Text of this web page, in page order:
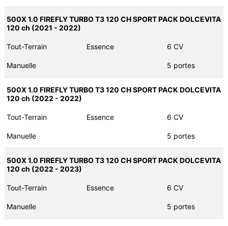
500X 1.0 FIREFLY TURBO T3 120 CH SPORT PACK DOLCEVITA
120 ch (2021 - 2022)
Tout-Terrain Essence 6 CV
Manuelle 5 portes
500X 1.0 FIREFLY TURBO T3 120 CH SPORT PACK DOLCEVITA
120 ch (2022 - 2022)
Tout-Terrain Essence 6 CV
Manuelle 5 portes
500X 1.0 FIREFLY TURBO T3 120 CH SPORT PACK DOLCEVITA
120 ch (2022 - 2023)
Tout-Terrain Essence 6 CV
Manuelle 5 portes